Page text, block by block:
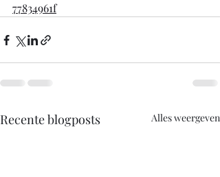
77834961f
Recente blogposts Alles weergeven